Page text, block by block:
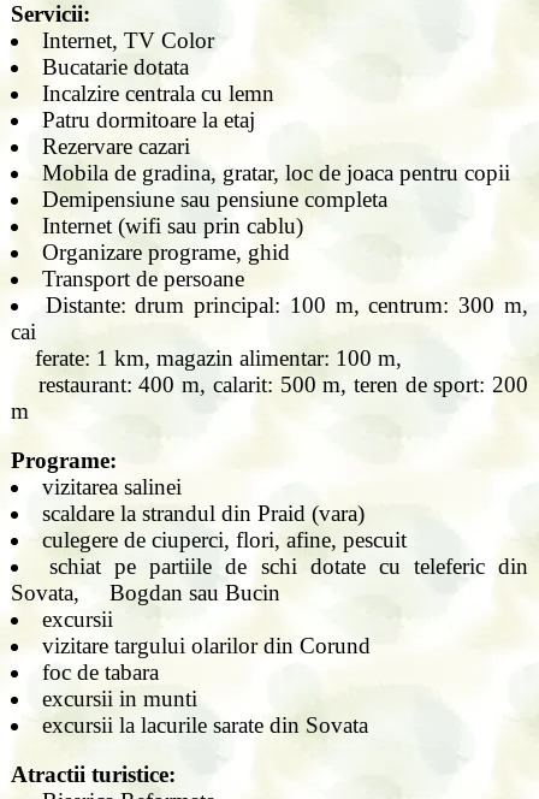
Servicii:
Internet, TV Color
Bucatarie dotata
Incalzire centrala cu lemn
Patru dormitoare la etaj
Rezervare cazari
Mobila de gradina, gratar, loc de joaca pentru copii
Demipensiune sau pensiune completa
Internet (wifi sau prin cablu)
Organizare programe, ghid
Transport de persoane
Distante: drum principal: 100 m, centrum: 300 m,
cai
ferate: 1 km, magazin alimentar: 100 m,
restaurant: 400 m, calarit: 500 m, teren de sport: 200
m
Programe:
vizitarea salinei
scaldare la strandul din Praid (vara)
culegere de ciuperci, flori, afine, pescuit
schiat pe partiile de schi dotate cu teleferic din
Sovata, Bogdan sau Bucin
excursii
vizitare targului olarilor din Corund
foc de tabara
excursii in munti
excursii la lacurile sarate din Sovata
Atractii turistice: